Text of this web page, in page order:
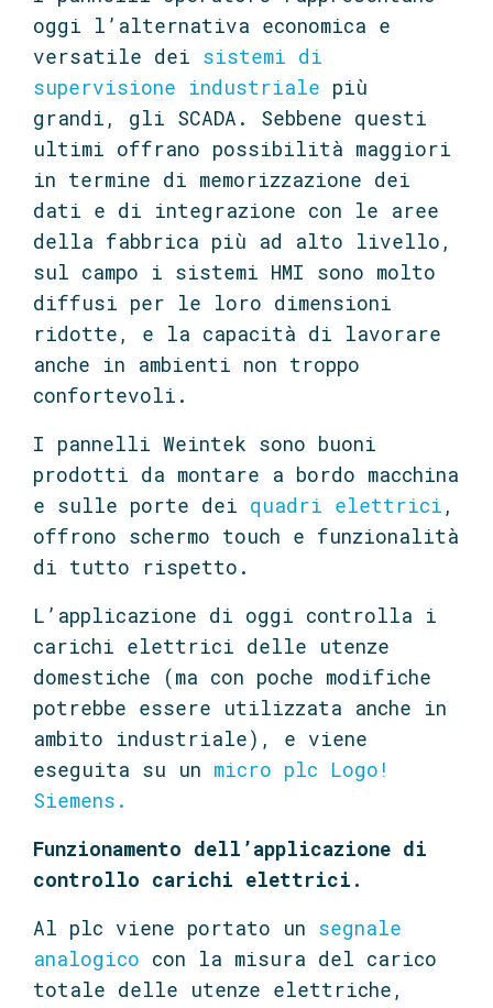
oggi l’alternativa economica e
versatile dei sistemi di
supervisione industriale più
grandi, gli SCADA. Sebbene questi
ultimi offrano possibilità maggiori
in termine di memorizzazione dei
dati e di integrazione con le aree
della fabbrica più ad alto livello,
sul campo i sistemi HMI sono molto
diffusi per le loro dimensioni
ridotte, e la capacità di lavorare
anche in ambienti non troppo
confortevoli.
I pannelli Weintek sono buoni
prodotti da montare a bordo macchina
e sulle porte dei quadri elettrici ,
offrono schermo touch e funzionalità
di tutto rispetto.
L’applicazione di oggi controlla i
carichi elettrici delle utenze
domestiche (ma con poche modifiche
potrebbe essere utilizzata anche in
ambito industriale), e viene
eseguita su un micro plc Logo!
Siemens.
Funzionamento dell’applicazione di
controllo carichi elettrici.
Al plc viene portato un segnale
analogico con la misura del carico
totale delle utenze elettriche,